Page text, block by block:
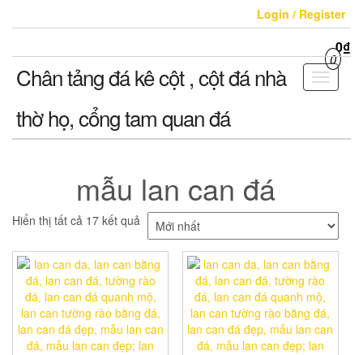
content
Login / Register
0
0₫
Toggle
Chân tảng đá kê cột , cột đá nhà
thờ họ, cổng tam quan đá
mẫu lan can đá
Hiển thị tất cả 17 kết quả